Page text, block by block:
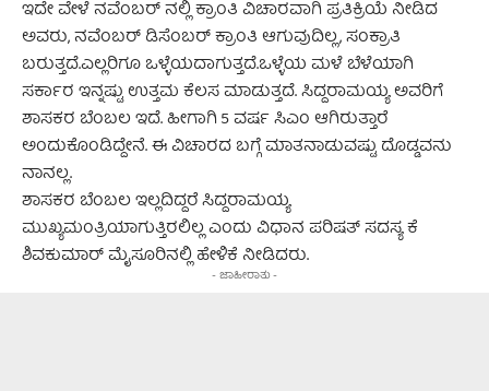
ಇದೇ ವೇಳೆ ನವೆಂಬರ್ ನಲ್ಲಿ ಕ್ರಾಂತಿ ವಿಚಾರವಾಗಿ ಪ್ರತಿಕ್ರಿಯೆ ನೀಡಿದ
ಅವರು, ನವೆಂಬರ್ ಡಿಸೆಂಬರ್ ಕ್ರಾಂತಿ ಆಗುವುದಿಲ್ಲ, ಸಂಕ್ರಾತಿ
ಬರುತ್ತದೆ.ಎಲ್ಲರಿಗೂ ಒಳ್ಳೆಯದಾಗುತ್ತದೆ.ಒಳ್ಳೆಯ ಮಳೆ ಬೆಳೆಯಾಗಿ
ಸರ್ಕಾರ ಇನ್ನಷ್ಟು ಉತ್ತಮ ಕೆಲಸ ಮಾಡುತ್ತದೆ. ಸಿದ್ದರಾಮಯ್ಯ ಅವರಿಗೆ
ಶಾಸಕರ ಬೆಂಬಲ ಇದೆ. ಹೀಗಾಗಿ 5 ವರ್ಷ ಸಿಎಂ ಆಗಿರುತ್ತಾರೆ
ಅಂದುಕೊಂಡಿದ್ದೇನೆ. ಈ ವಿಚಾರದ ಬಗ್ಗೆ ಮಾತನಾಡುವಷ್ಟು ದೊಡ್ಡವನು
ನಾನಲ್ಲ.
ಶಾಸಕರ ಬೆಂಬಲ ಇಲ್ಲದಿದ್ದರೆ ಸಿದ್ದರಾಮಯ್ಯ
ಮುಖ್ಯಮಂತ್ರಿಯಾಗುತ್ತಿರಲಿಲ್ಲ ಎಂದು ವಿಧಾನ ಪರಿಷತ್ ಸದಸ್ಯ ಕೆ
ಶಿವಕುಮಾರ್ ಮೈಸೂರಿನಲ್ಲಿ ಹೇಳಿಕೆ ನೀಡಿದರು.
- ಜಾಹೀರಾತು -